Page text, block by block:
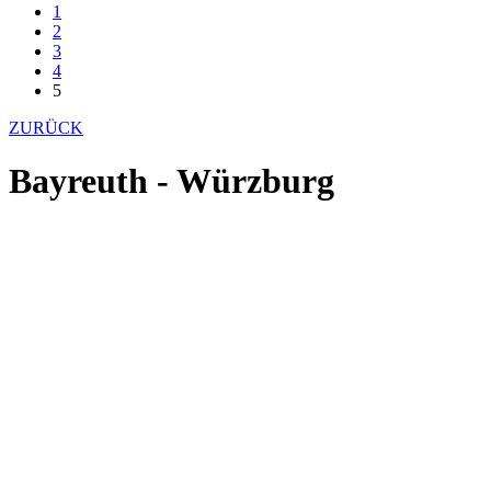
1
2
3
4
5
ZURÜCK
Bayreuth - Würzburg